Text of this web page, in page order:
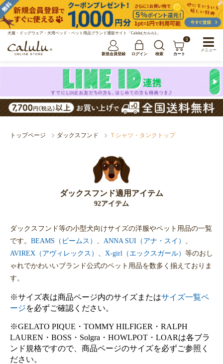
犬服・ドッグウェア・犬用ベッド・ペット用品ブランド通販サイト「Calulu(カルル)」
新規会員登録 ログイン 検索
0
カート
トップページ ダックスフンド Ｔシャツ・タンクトップ
ダックスフンド適用アイテム
92アイテム
ダックスフンド等の小型犬向けサイズの洋服やペット用品の一覧
です。 BEAMS（ビームス） ANNA SUI（アナ・スイ）
AVIREX（アヴィレックス）
X-girl（エックスガール） 等のおし
ゃれでかわいいブランド公式のペット用品を数多く揃えておりま
す。
※サイズ表は商品ページ内のサイズまたはサイズ一覧ペ
ージを必ずご確認ください。
※GELATO PIQUE・TOMMY HILFIGER・RALPH
LAUREN・BOSS・Solgra・HOWLPOT・LOARは各ブラ
ンド規格ですので、商品ページのサイズを必ずご参照く
ださい。
メニュー